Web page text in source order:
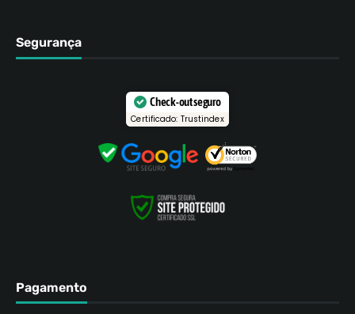
Segurança
Check-out seguro
Certificado: Trustindex
Pagamento